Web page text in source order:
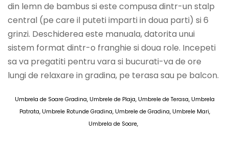
din lemn de bambus si este compusa dintr-un stalp
central (pe care il puteti imparti in doua parti) si 6
grinzi. Deschiderea este manuala, datorita unui
sistem format dintr-o franghie si doua role. Incepeti
sa va pregatiti pentru vara si bucurati-va de ore
lungi de relaxare in gradina, pe terasa sau pe balcon.
Umbrela de Soare Gradina, Umbrele de Plaja, Umbrele de Terasa, Umbrela
Patrata, Umbrele Rotunde Gradina, Umbrele de Gradina, Umbrele Mari,
Umbrela de Soare,